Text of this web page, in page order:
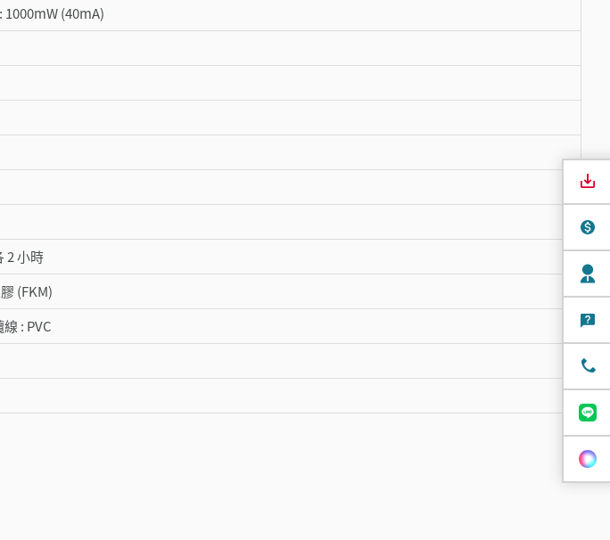
1000mW (40mA)
2 小時
(FKM)
: PVC